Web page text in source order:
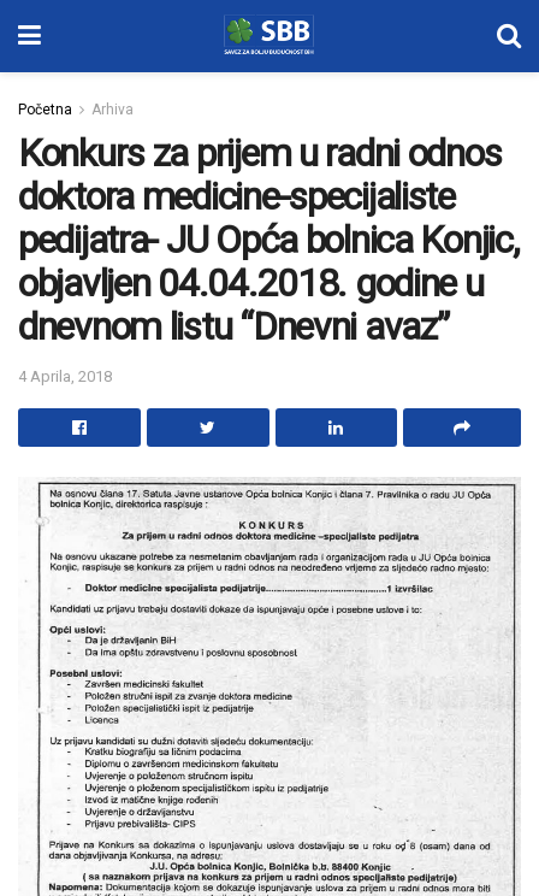
Početna Arhiva
Konkurs za prijem u radni odnos
doktora medicine-specijaliste
pedijatra- JU Opća bolnica Konjic,
objavljen 04.04.2018. godine u
dnevnom listu “Dnevni avaz”
4 Aprila, 2018